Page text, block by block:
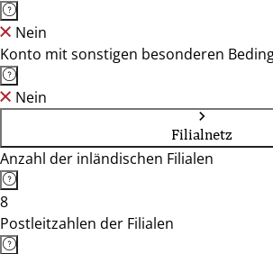
Nein
Konto mit sonstigen besonderen
Nein
Filialnetz
Anzahl der inländischen Filialen
8
Postleitzahlen der Filialen